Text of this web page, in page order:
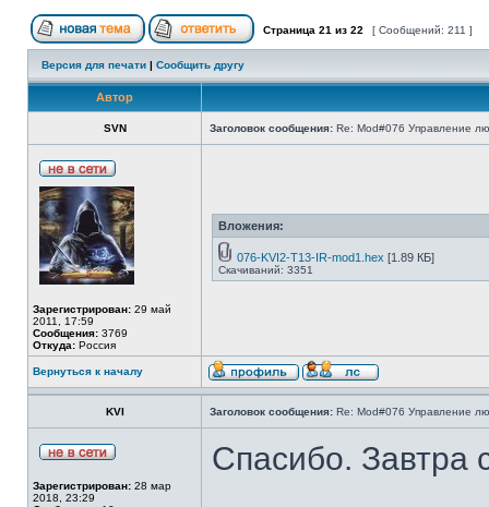
Страница 21 из 22 [ Сообщений: 211 ]
Версия для печати | Сообщить другу
Автор
SVN Заголовок сообщения: Re: Mod#076 Управление
Зарегистрирован: 29 май
2011, 17:59
Сообщения: 3769
Откуда: Россия
Вложения:
076-KVI2-T13-IR-mod1.hex [1.89 КБ]
Скачиваний: 3351
Вернуться к началу
KVI Заголовок сообщения: Re: Mod#076 Управление
Зарегистрирован: 28 мар
2018, 23:29
Спасибо. Завтра